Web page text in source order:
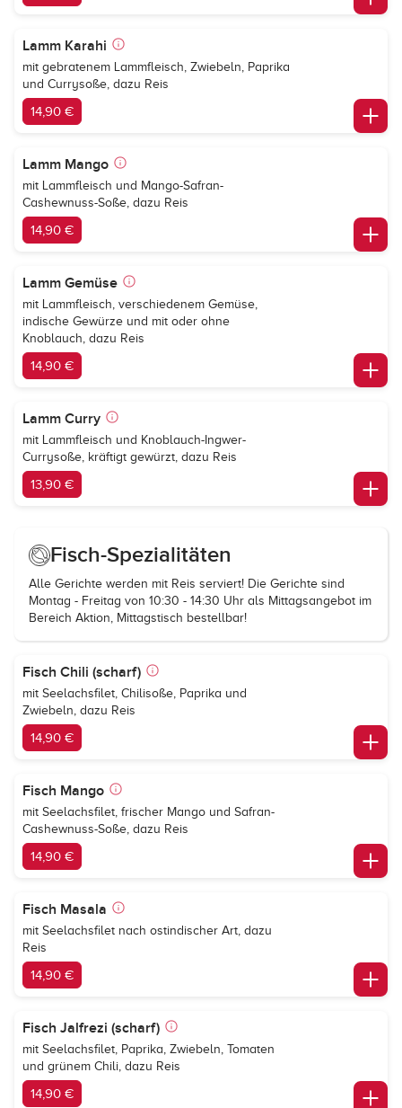
Lamm Karahi
mit gebratenem Lammfleisch, Zwiebeln, Paprika
und Currysoße, dazu Reis
14,90 €
Lamm Mango
mit Lammfleisch und Mango-Safran-
Cashewnuss-Soße, dazu Reis
14,90 €
Lamm Gemüse
mit Lammfleisch, verschiedenem Gemüse,
indische Gewürze und mit oder ohne
Knoblauch, dazu Reis
14,90 €
Lamm Curry
mit Lammfleisch und Knoblauch-Ingwer-
Currysoße, kräftigt gewürzt, dazu Reis
13,90 €
Fisch-Spezialitäten
Alle Gerichte werden mit Reis serviert! Die Gerichte sind
Montag - Freitag von 10:30 - 14:30 Uhr als Mittagsangebot im
Bereich Aktion, Mittagstisch bestellbar!
Fisch Chili (scharf)
mit Seelachsfilet, Chilisoße, Paprika und
Zwiebeln, dazu Reis
14,90 €
Fisch Mango
mit Seelachsfilet, frischer Mango und Safran-
Cashewnuss-Soße, dazu Reis
14,90 €
Fisch Masala
mit Seelachsfilet nach ostindischer Art, dazu
Reis
14,90 €
Fisch Jalfrezi (scharf)
mit Seelachsfilet, Paprika, Zwiebeln, Tomaten
und grünem Chili, dazu Reis
14,90 €